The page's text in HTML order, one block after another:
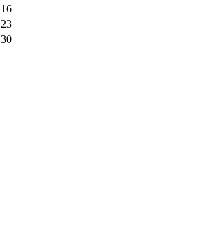
16
23
30